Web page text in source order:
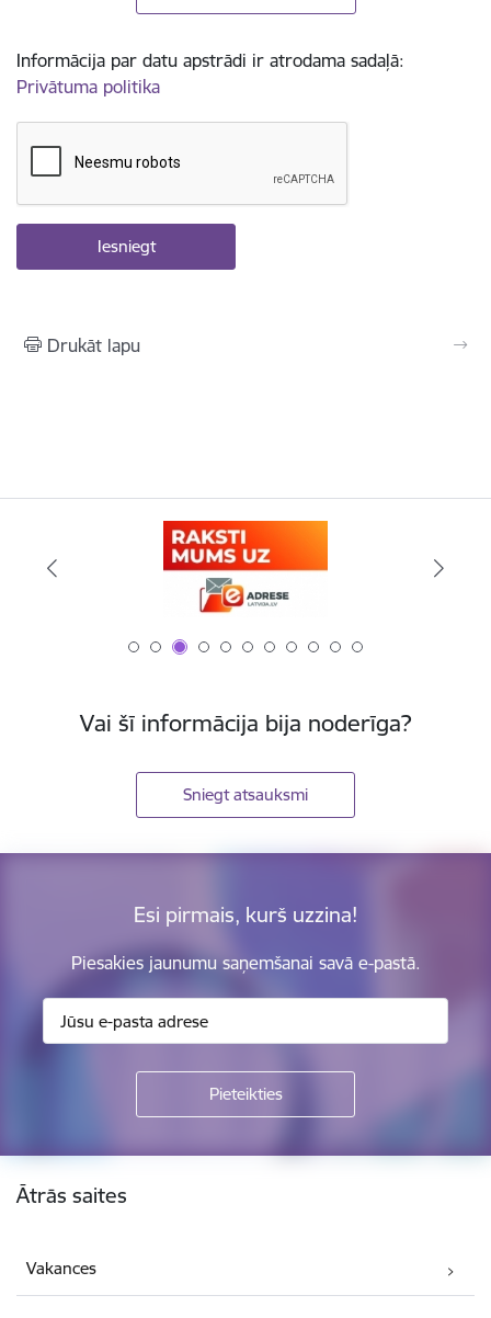
Informācija par datu apstrādi ir atrodama sadaļā:
Privātuma politika
Drukāt lapu
Vai šī informācija bija noderīga?
Sniegt atsauksmi
Esi pirmais, kurš uzzina!
Piesakies jaunumu saņemšanai savā e-pastā.
Kājene
Ātrās saites
Vakances